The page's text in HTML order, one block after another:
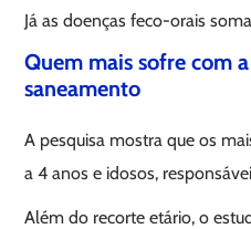
Já as doenças feco-orais
Quem mais sofre com
saneamento
A pesquisa mostra que os
a 4 anos e idosos,
Além do recorte etário, o